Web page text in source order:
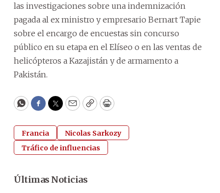
las investigaciones sobre una indemnización
pagada al ex ministro y empresario Bernart Tapie
sobre el encargo de encuestas sin concurso
público en su etapa en el Elíseo o en las ventas de
helicópteros a Kazajistán y de armamento a
Pakistán.
WhatsApp
Facebook
Twitter
EmailCopyPrint
Francia
Nicolas Sarkozy
Tráfico de influencias
Últimas Noticias